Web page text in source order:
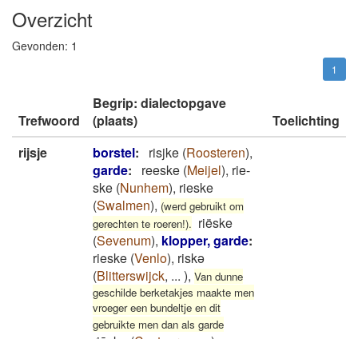
Overzicht
Gevonden: 1
1
Trefwoord
Begrip: dialectopgave
(plaats)
Toelichting
rijsje
borstel: risjke (Roosteren),
garde: reeske (Meijel), rie-
ske (Nunhem), rieske
(Swalmen), (werd gebruikt om
gerechten te roeren!). riëske
(Sevenum), klopper, garde:
rieske (Venlo), riskə
(Blitterswijck, ... ), Van dunne
geschilde berketakjes maakte men
vroeger een bundeltje en dit
gebruikte men dan als garde